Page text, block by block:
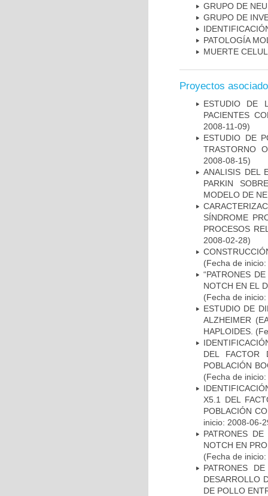
GRUPO DE
GRUPO DE
PATOLOGÍA
MUERTE
Proyectos
ESTUDIO DE
PACIENTES
2008-11-09)
ESTUDIO DE
TRASTORNO
2008-08-15)
ANALISIS DEL
PARKIN
MODELO DE
SÍNDROME
PROCESOS
2008-02-28)
(Fecha de
“PATRONES
NOTCH EN EL
(Fecha de
ESTUDIO DE
ALZHEIMER
HAPLOIDES.
DEL FACTOR
POBLACIÓN
(Fecha de
X5.1 DEL
POBLACIÓN
inicio: 2008-06-
PATRONES
NOTCH EN
(Fecha de
PATRONES
DESARROLLO
DE POLLO